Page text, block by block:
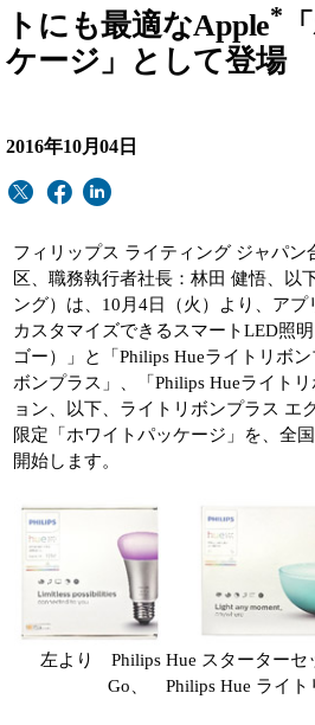
トにも最適なApple*
ケージ」として登場
2016年10月04日
フィリップス ライティング ジャパン
区、職務執行者社長：林田 健悟、以
ング）は、10月4日（火）より、ア
カスタマイズできるスマートLED照
ゴー）」と「Philips Hueライトリボ
ボンプラス」、「Philips Hueライト
ョン、以下、ライトリボンプラス エ
限定「ホワイトパッケージ」を、全
開始します。
左より Philips Hue スターター
Go、 Philips Hue ライト